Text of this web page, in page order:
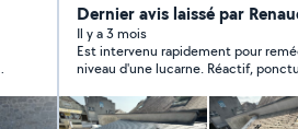
incolore & coloré -Peinture
faitages -Rénovation des sols
pose de velux -Maçonnerie -
remplacement gouttière 38
Pont-Péan
Dernier avis laissé par
Il y a 3 mois
Est intervenu rapidement pour
niveau d'une lucarne. Réactif,